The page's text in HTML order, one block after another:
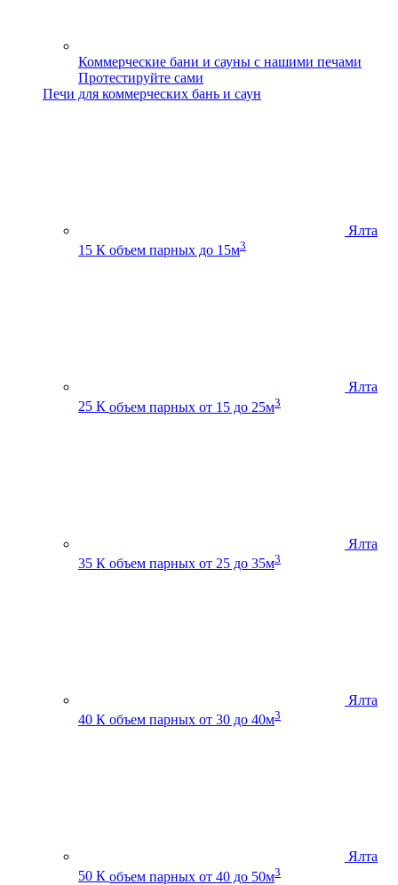
Коммерческие бани и сауны с нашими печами
Протестируйте сами
Печи для коммерческих бань и саун
Ялта
15 К объем парных до 15м3
Ялта
25 К объем парных от 15 до 25м3
Ялта
35 К объем парных от 25 до 35м3
Ялта
40 К объем парных от 30 до 40м3
Ялта
50 К объем парных от 40 до 50м3